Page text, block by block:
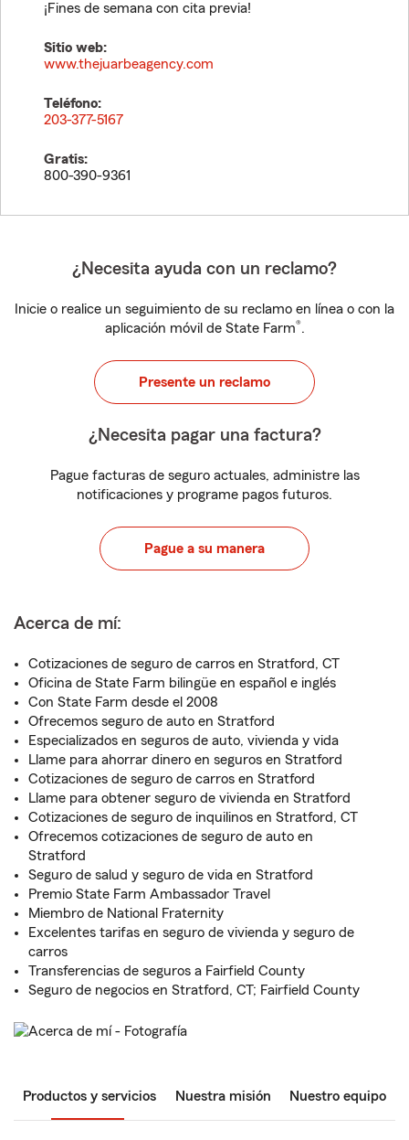
¡Fines de semana con cita previa!
Sitio web:
www.thejuarbeagency.com
Teléfono:
203-377-5167
Gratis:
800-390-9361
¿Necesita ayuda con un reclamo?
Inicie o realice un seguimiento de su reclamo en línea o con la
aplicación móvil de State Farm®.
Presente un reclamo
¿Necesita pagar una factura?
Pague facturas de seguro actuales, administre las
notificaciones y programe pagos futuros.
Pague a su manera
Acerca de mí:
Cotizaciones de seguro de carros en Stratford, CT
Oficina de State Farm bilingüe en español e inglés
Con State Farm desde el 2008
Ofrecemos seguro de auto en Stratford
Especializados en seguros de auto, vivienda y vida
Llame para ahorrar dinero en seguros en Stratford
Cotizaciones de seguro de carros en Stratford
Llame para obtener seguro de vivienda en Stratford
Cotizaciones de seguro de inquilinos en Stratford, CT
Ofrecemos cotizaciones de seguro de auto en
Stratford
Seguro de salud y seguro de vida en Stratford
Premio State Farm Ambassador Travel
Miembro de National Fraternity
Excelentes tarifas en seguro de vivienda y seguro de
carros
Transferencias de seguros a Fairfield County
Seguro de negocios en Stratford, CT; Fairfield County
Productos y servicios Nuestra misión Nuestro equipo